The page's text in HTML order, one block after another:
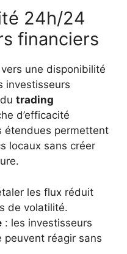
24h/24
financiers
une disponibilité
investisseurs
trading
d’efficacité
étendues permettent
locaux sans créer
les flux réduit
de volatilité.
: les investisseurs
peuvent réagir sans